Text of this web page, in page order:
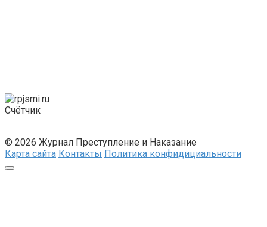
Счётчик
© 2026 Журнал Преступление и Наказание
Карта сайта Контакты Политика конфидициальности